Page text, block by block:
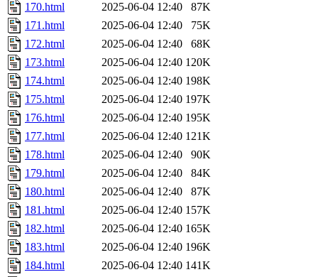
170.html
2025-06-04 12:40
87K
171.html
2025-06-04 12:40
75K
172.html
2025-06-04 12:40
68K
173.html
2025-06-04 12:40 120K
174.html
2025-06-04 12:40 198K
175.html
2025-06-04 12:40 197K
176.html
2025-06-04 12:40 195K
177.html
2025-06-04 12:40 121K
178.html
2025-06-04 12:40
90K
179.html
2025-06-04 12:40
84K
180.html
2025-06-04 12:40
87K
181.html
2025-06-04 12:40 157K
182.html
2025-06-04 12:40 165K
183.html
2025-06-04 12:40 196K
184.html
2025-06-04 12:40 141K